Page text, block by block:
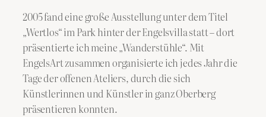
2005 fand eine große Ausstellung unter dem Titel
„Wertlos“ im Park hinter der Engelsvilla statt – dort
präsentierte ich meine „Wanderstühle“. Mit
EngelsArt zusammen organisierte ich jedes Jahr die
Tage der offenen Ateliers, durch die sich
Künstlerinnen und Künstler in ganz Oberberg
präsentieren konnten.